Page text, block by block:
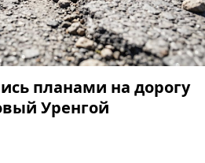
планами на дорогу
Уренгой